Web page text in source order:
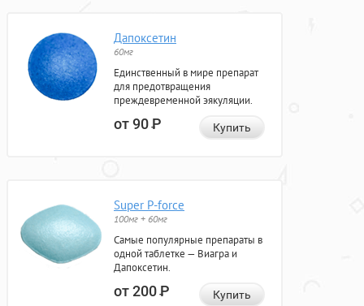
Дапоксетин
60мг
Единственный в мире препарат
для предотвращения
преждевременной эякуляции.
от 90Р Купить
Super P-force
100мг + 60мг
Самые популярные препараты в
одной таблетке — Виагра и
Дапоксетин.
от 200Р Купить